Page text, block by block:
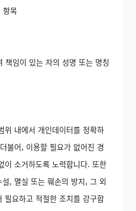
항목
책임이 있는 자의 성명 또는 명칭
위 내에서 개인데이터를 정확하
불어, 이용할 필요가 없어진 경
이 소거하도록 노력합니다. 또한
, 멸실 또는 훼손의 방지, 그 외
필요하고 적절한 조치를 강구합